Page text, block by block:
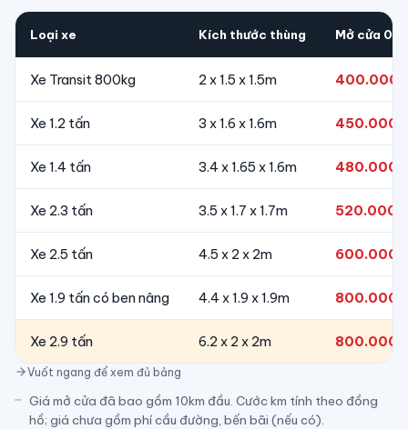
Loại xe Kích thước thùng Mở cửa
Xe Transit 800kg 2 x 1.5 x 1.5m 400.000đ
Xe 1.2 tấn 3 x 1.6 x 1.6m 450.000đ
Xe 1.4 tấn 3.4 x 1.65 x 1.6m 480.000đ
Xe 2.3 tấn 3.5 x 1.7 x 1.7m 520.000đ
Xe 2.5 tấn 4.5 x 2 x 2m 600.000đ
Xe 1.9 tấn có ben nâng 4.4 x 1.9 x 1.9m 800.000đ
Xe 2.9 tấn 6.2 x 2 x 2m 800.000đ
Vuốt ngang để xem đủ bảng
Giá mở cửa đã bao gồm 10km đầu. Cước km tính theo đồng
hồ; giá chưa gồm phí cầu đường, bến bãi (nếu có).